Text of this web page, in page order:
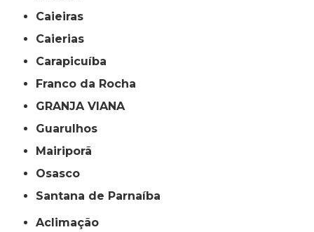
Caieiras
Caierias
Carapicuíba
Franco da Rocha
GRANJA VIANA
Guarulhos
Mairiporã
Osasco
Santana de Parnaíba
Aclimação